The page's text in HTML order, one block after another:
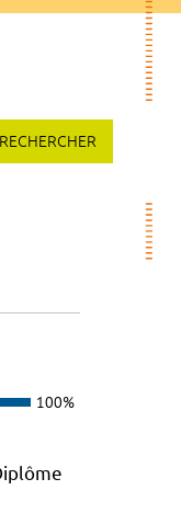
RECHERCHER
100%